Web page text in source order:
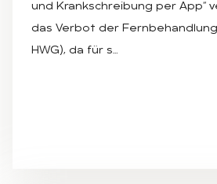
und Krankschreibung per App“
das Verbot der
HWG), da für s…